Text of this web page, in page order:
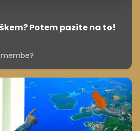
Potem pazite na to!